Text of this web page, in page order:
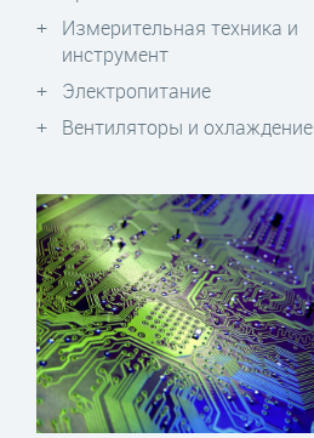
Измерительная техника и
инструмент
Электропитание
Вентиляторы и охлаждение